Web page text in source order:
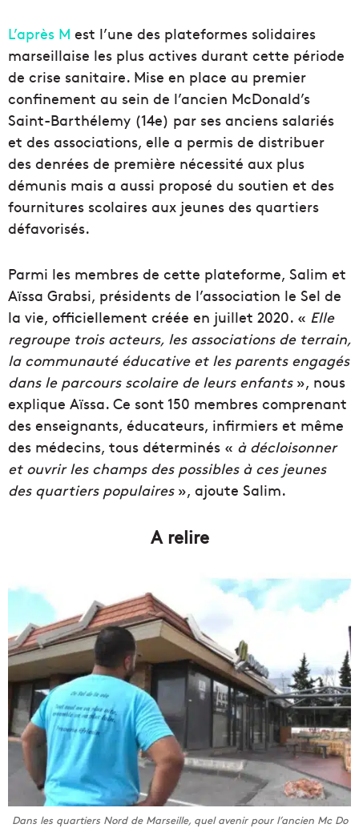
L’après M est l’une des plateformes solidaires
marseillaise les plus actives durant cette période
de crise sanitaire. Mise en place au premier
confinement au sein de l’ancien McDonald’s
Saint-Barthélemy (14e) par ses anciens salariés
et des associations, elle a permis de distribuer
des denrées de première nécessité aux plus
démunis mais a aussi proposé du soutien et des
fournitures scolaires aux jeunes des quartiers
défavorisés.
Parmi les membres de cette plateforme, Salim et
Aïssa Grabsi, présidents de l’association le Sel de
la vie, officiellement créée en juillet 2020. « Elle
regroupe trois acteurs, les associations de terrain,
la communauté éducative et les parents engagés
dans le parcours scolaire de leurs enfants», nous
explique Aïssa. Ce sont 150 membres comprenant
des enseignants, éducateurs, infirmiers et même
des médecins, tous déterminés « à décloisonner
et ouvrir les champs des possibles à ces jeunes
des quartiers populaires», ajoute Salim.
A relire
Dans les quartiers Nord de Marseille, quel avenir pour l’ancien Mc Do